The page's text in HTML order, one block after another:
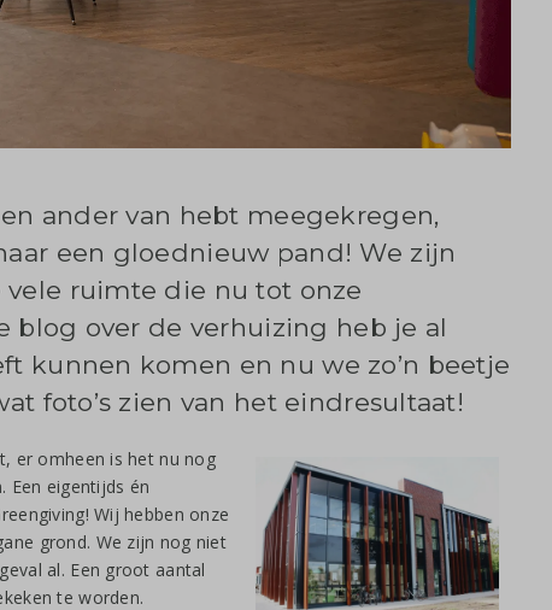
ander van hebt meegekregen,
een gloednieuw pand! We zijn
ruimte die nu tot onze
blog over de verhuizing heb je al
kunnen komen en nu we zo’n beetje
foto’s zien van het eindresultaat!
er omheen is het nu nog
Een eigentijds én
Wij hebben onze
grond. We zijn nog niet
al. Een groot aantal
te worden.